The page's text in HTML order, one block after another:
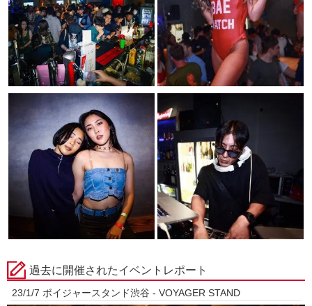
過去に開催されたイベントレポート
23/1/7 ボイジャースタンド渋谷 - VOYAGER STAND